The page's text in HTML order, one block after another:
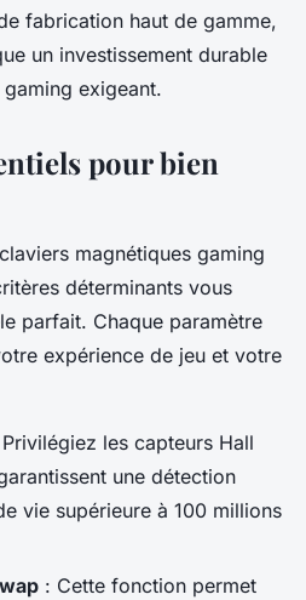
fabrication haut de gamme,
un investissement durable
exigeant.
pour bien
magnétiques gaming
déterminants vous
parfait. Chaque paramètre
expérience de jeu et votre
les capteurs Hall
une détection
vie supérieure à 100 millions
: Cette fonction permet